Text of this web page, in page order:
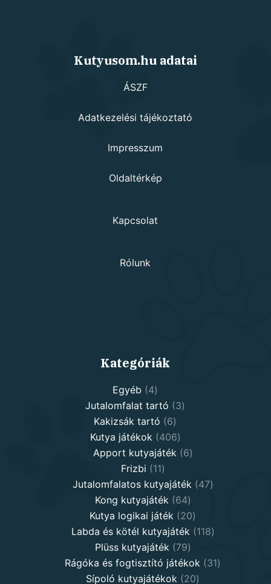
Kutyusom.hu adatai
ÁSZF
Adatkezelési tájékoztató
Impresszum
Oldaltérkép
Kapcsolat
Rólunk
Kategóriák
Egyéb 44
products
Jutalomfalat tartó 33
Kakizsák tartó 66
products
Kutya játékok 406406
products
Apport kutyajáték 66
Frizbi 1111
products
Jutalomfalatos kutyajáték 4747
Kong kutyajáték 6464
products
Kutya logikai játék 2020
products
Labda és kötél kutyajáték 118118
Plüss kutyajáték 7979
products
Rágóka és fogtisztító játékok 3131
Sípoló kutyajátékok 2020